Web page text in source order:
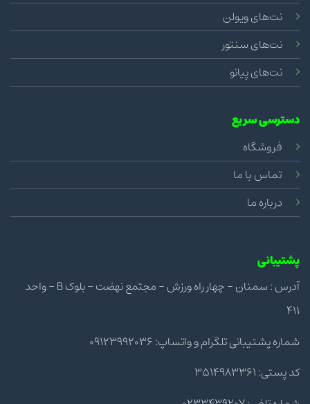
نت‌های ویولن
نت‌های سنتور
نت‌های پیانو
دسترسی سریع
فروشگاه
تماس با ما
درباره ما
پشتیبانی
آدرس : سمنان - چهار راه ورزش - مجتمع نهضت - بلوک B - واحد
411
شماره پشتیبانی تلگرام و واتساپ: 09123992036
کد پستی: 3514983361